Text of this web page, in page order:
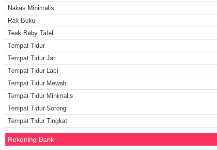
Nakas Minimalis
Rak Buku
Teak Baby Tafel
Tempat Tidur
Tempat Tidur Jati
Tempat Tidur Laci
Tempat Tidur Mewah
Tempat Tidur Minimalis
Tempat Tidur Sorong
Tempat Tidur Tingkat
Rekening Bank